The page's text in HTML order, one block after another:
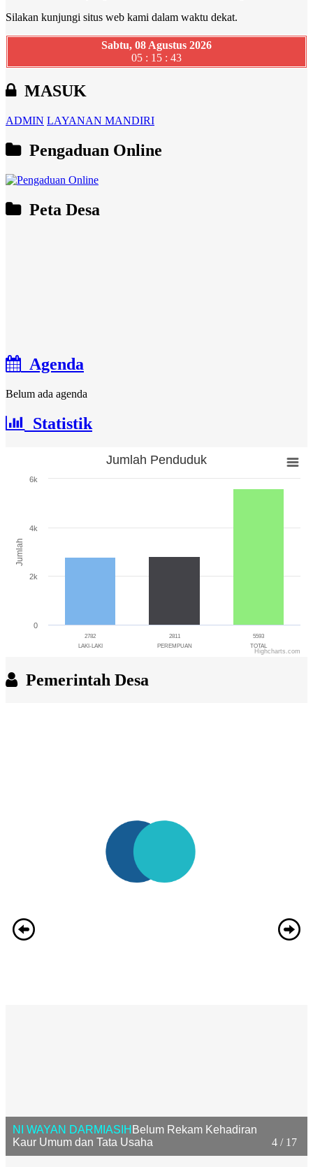
Silakan kunjungi situs web kami dalam waktu dekat.
Sabtu, 08 Agustus 2026
05 : 15 : 44
MASUK
ADMIN LAYANAN MANDIRI
Pengaduan Online
Peta Desa
Agenda
Belum ada agenda
Statistik
Jumlah
Jumlah Penduduk
2782
LAKI-LAKI
2811
PEREMPUAN
5593
TOTAL
0
2k
4k
6k
Highcharts.com
Pemerintah Desa
4 / 17
NI WAYAN DARMIASIH Belum Rekam Kehadiran
Kaur Umum dan Tata Usaha